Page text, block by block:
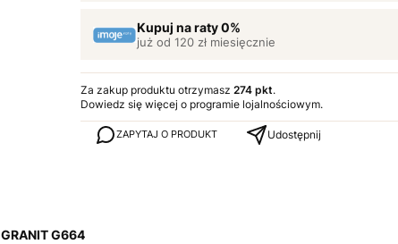
Kupuj na raty 0%
już od 120 zł miesięcznie
Za zakup produktu otrzymasz 274 pkt.
Dowiedz się więcej o programie lojalnościowym.
ZAPYTAJ O PRODUKT Udostępnij
GRANIT G664